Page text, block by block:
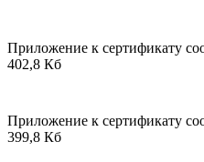
Приложение к сертификату
402,8 Кб
Приложение к сертификату
399,8 Кб